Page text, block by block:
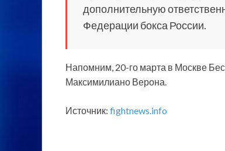
дополнительную
Федерации бокса России.
Напомним, 20-го марта в Москве
Максимилиано Верона.
Источник: fightnews.info